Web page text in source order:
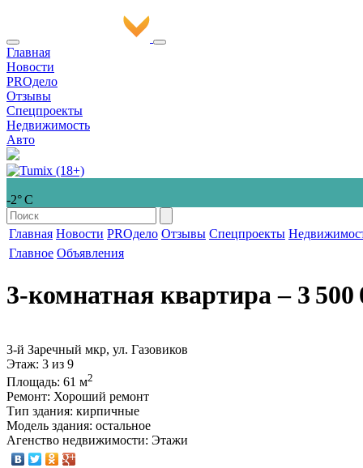
Главная
Новости
PROдело
Отзывы
Спецпроекты
Недвижимость
Авто
-2° С
Главная Новости PROдело Отзывы Спецпроекты
Главное Объявления
3-комнатная квартира‒ 3 500
3-й Заречный мкр, ул. Газовиков
Этаж: 3 из 9
Площадь: 61 м2
Ремонт: Хороший ремонт
Тип здания: кирпичные
Модель здания: остальное
Агенство недвижимости: Этажи